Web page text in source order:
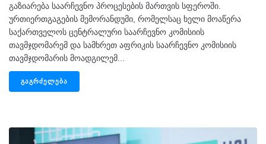
გაზიარება საარჩევნო პროცესების მართვის სფეროში.
ურთიერთგაგების მემორანდუმი, რომელსაც ხელი მოაწერა
საქართველოს ცენტრალური საარჩევნო კომისიის
თავმჯდომარემ და სამხრეთ აფრიკის საარჩევნო კომისიის
თავმჯდომარის მოადგილემ...
ᲒᲐᲒᲠᲫᲔᲚᲔᲑᲐ